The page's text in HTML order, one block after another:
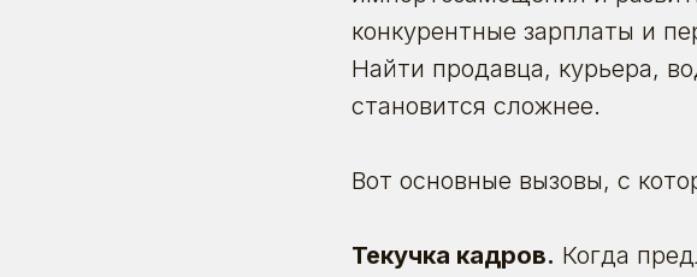
конкурентные зарплаты и
Найти продавца, курьера,
становится сложнее.
Вот основные вызовы, с
Текучка кадров. Когда